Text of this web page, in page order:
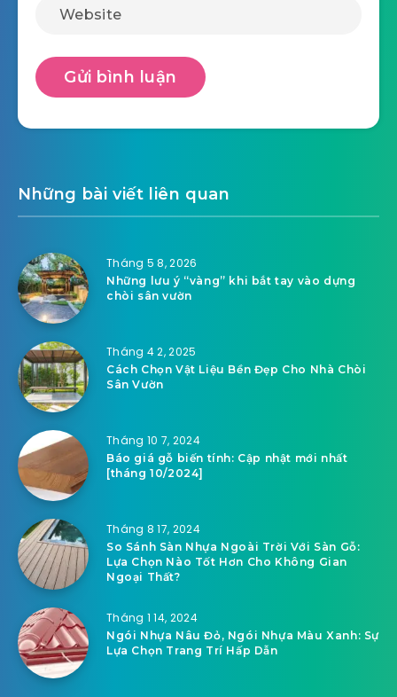
Những bài viết liên quan
Tháng 5 8, 2026
Những lưu ý “vàng” khi bắt tay vào dựng
chòi sân vườn
Tháng 4 2, 2025
Cách Chọn Vật Liệu Bền Đẹp Cho Nhà Chòi
Sân Vườn
Tháng 10 7, 2024
Báo giá gỗ biến tính: Cập nhật mới nhất
[tháng 10/2024]
Tháng 8 17, 2024
So Sánh Sàn Nhựa Ngoài Trời Với Sàn Gỗ:
Lựa Chọn Nào Tốt Hơn Cho Không Gian
Ngoại Thất?
Tháng 1 14, 2024
Ngói Nhựa Nâu Đỏ, Ngói Nhựa Màu Xanh: Sự
Lựa Chọn Trang Trí Hấp Dẫn